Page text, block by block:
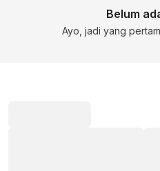
Belum
Ayo, jadi yang